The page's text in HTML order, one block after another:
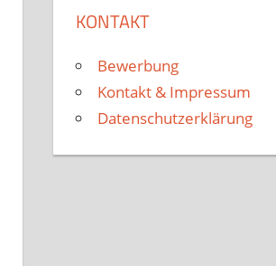
KONTAKT
Bewerbung
Kontakt & Impressum
Datenschutzerklärung